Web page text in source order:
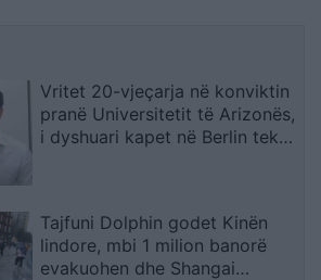
Vritet 20-vjeçarja në konviktin
pranë Universitetit të Arizonës,
i dyshuari kapet në Berlin teksa
Tajfuni Dolphin godet Kinën
lindore, mbi 1 milion banorë
evakuohen dhe Shangai